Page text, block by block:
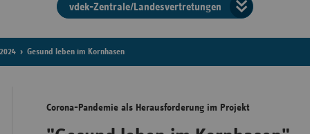
vdek-Zentrale/Landesvertretungen
der
2024 Gesund leben im Kornhasen
Corona-Pandemie als Herausforderung im Projekt